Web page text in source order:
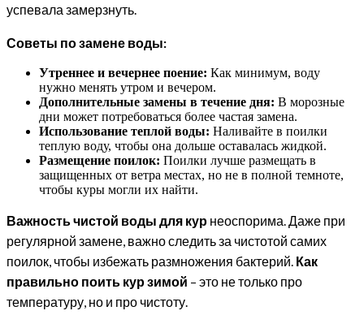
успевала замерзнуть.
Советы по замене воды:
Утреннее и вечернее поение: Как минимум, воду
нужно менять утром и вечером.
Дополнительные замены в течение дня: В морозные
дни может потребоваться более частая замена.
Использование теплой воды: Наливайте в поилки
теплую воду, чтобы она дольше оставалась жидкой.
Размещение поилок: Поилки лучше размещать в
защищенных от ветра местах, но не в полной темноте,
чтобы куры могли их найти.
Важность чистой воды для кур неоспорима. Даже при
регулярной замене, важно следить за чистотой самих
поилок, чтобы избежать размножения бактерий. Как
правильно поить кур зимой – это не только про
температуру, но и про чистоту.